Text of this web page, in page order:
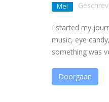
Mei
I started my
music, eye
something was
Doorgaan